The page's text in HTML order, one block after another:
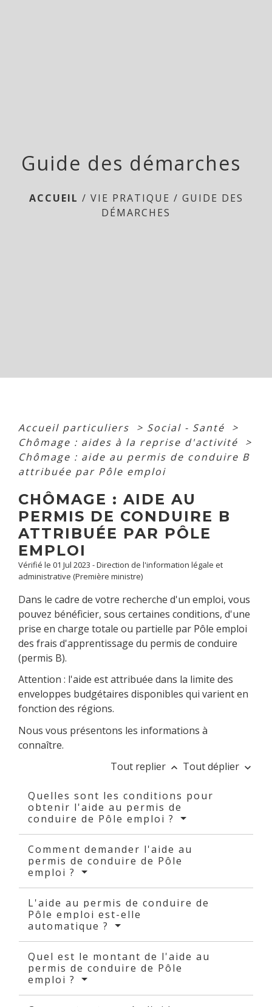
Guide des démarches
ACCUEIL / VIE PRATIQUE / GUIDE DES
DÉMARCHES
Accueil particuliers > Social - Santé
>
Chômage : aides à la reprise d'activité
>
Chômage : aide au permis de conduire B
attribuée par Pôle emploi
CHÔMAGE : AIDE AU
PERMIS DE CONDUIRE B
ATTRIBUÉE PAR PÔLE
EMPLOI
Vérifié le 01 Jul 2023 - Direction de l'information légale et
administrative (Première ministre)
Dans le cadre de votre recherche d'un emploi, vous
pouvez bénéficier, sous certaines conditions, d'une
prise en charge totale ou partielle par Pôle emploi
des frais d'apprentissage du permis de conduire
(permis B).
Attention : l'aide est attribuée dans la limite des
enveloppes budgétaires disponibles qui varient en
fonction des régions.
Nous vous présentons les informations à
connaître.
Tout replier keyboard_arrow_up Tout déplier keyboard_arrow_down
Quelles sont les conditions pour
obtenir l'aide au permis de
conduire de Pôle emploi ?
Comment demander l'aide au
permis de conduire de Pôle
emploi ?
L'aide au permis de conduire de
Pôle emploi est-elle
automatique ?
Quel est le montant de l'aide au
permis de conduire de Pôle
emploi ?